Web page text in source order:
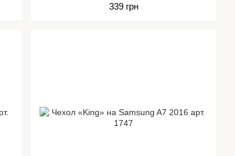
339 грн